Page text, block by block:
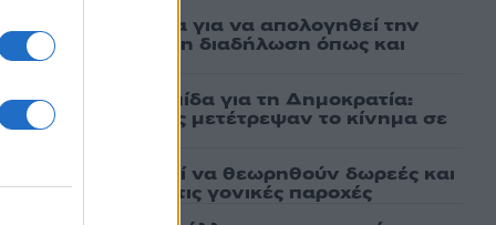
πήρε προθεσμία για να απολογηθεί την
συμμετείχε στη διαδήλωση όπως και
στην Ελπίδα για τη Δημοκρατία:
και Γαλανός μετέτρεψαν το κίνημα σε
Πότε μπορεί να θεωρηθούν δωρεές και
– Τι ισχυεί για τις γονικές παροχές